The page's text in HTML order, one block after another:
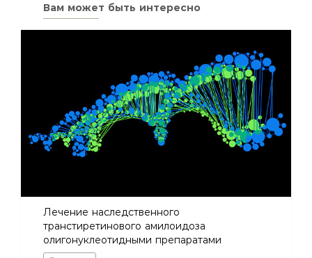
Вам может быть интересно
Лечение наследственного
транстиретинового амилоидоза
олигонуклеотидными препаратами